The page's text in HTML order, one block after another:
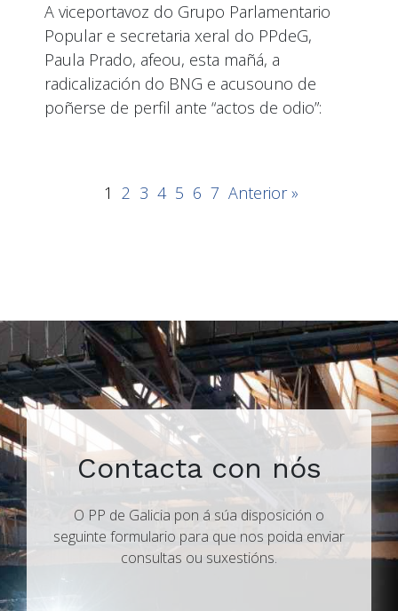
A viceportavoz do Grupo Parlamentario
Popular e secretaria xeral do PPdeG,
Paula Prado, afeou, esta mañá, a
radicalización do BNG e acusouno de
poñerse de perfil ante “actos de odio”:
1 2 3 4 5 6 7 Anterior »
Contacta con nós
O PP de Galicia pon á súa disposición o
seguinte formulario para que nos poida enviar
consultas ou suxestións.